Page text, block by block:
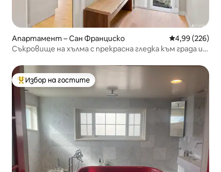
Апартамент – Сан Франциско Средна
4,99 (226)
Съкровище на хълма с прекрасна гледка към града и
Най-популярен избор на гостите
Избор на гостите